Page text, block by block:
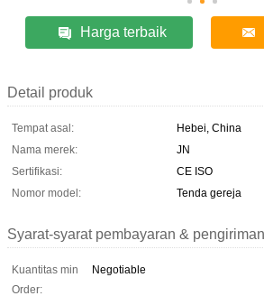
Harga terbaik
Detail produk
Tempat asal:
Hebei, China
Nama merek:
JN
Sertifikasi:
CE ISO
Nomor model:
Tenda gereja
Syarat-syarat pembayaran & pengiriman
Kuantitas min
Order:
Negotiable